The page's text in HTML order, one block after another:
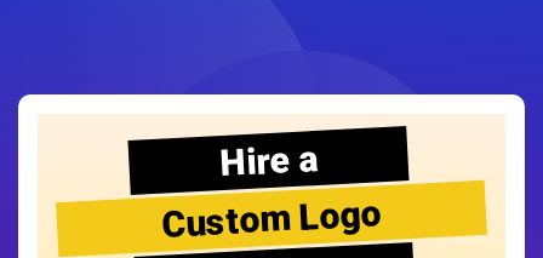
Hire a
Custom Logo